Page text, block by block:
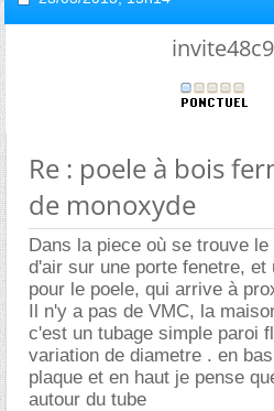
Re : poele à bois
de monoxyde
Dans la piece où se trouve
d'air sur une porte fenetre, et
pour le poele, qui arrive à
Il n'y a pas de VMC, la
c'est un tubage simple paroi
variation de diametre . en
plaque et en haut je pense
autour du tube